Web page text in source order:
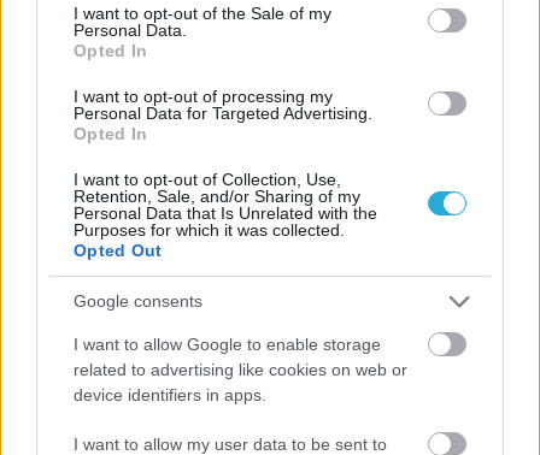
consent section.
I want to opt-out of the Sale of my
Personal Data.
Opted In
I want to opt-out of processing my
Personal Data for Targeted Advertising.
Opted In
I want to opt-out of Collection, Use,
Retention, Sale, and/or Sharing of my
Personal Data that Is Unrelated with the
Purposes for which it was collected.
Opted Out
Google consents
I want to allow Google to enable storage
related to advertising like cookies on web or
device identifiers in apps.
I want to allow my user data to be sent to
ευρωπαϊκό ραντεβού του
Παναθηναϊκού με την
08/03/2026
Αναγνώριση και σεβασμός
οι σημαντικότερες νίκες του